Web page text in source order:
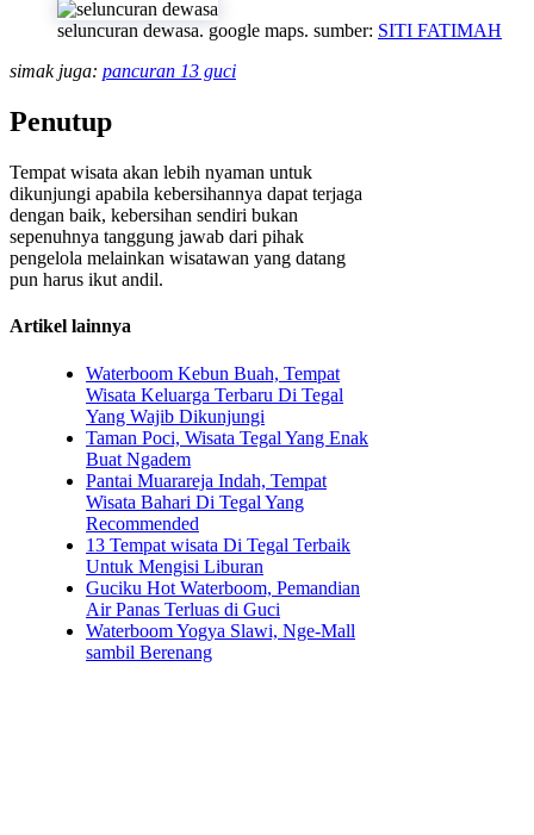
seluncuran dewasa. google maps. sumber: SITI FATIMAH
simak juga: pancuran 13 guci
Penutup
Tempat wisata akan lebih nyaman untuk
dikunjungi apabila kebersihannya dapat terjaga
dengan baik, kebersihan sendiri bukan
sepenuhnya tanggung jawab dari pihak
pengelola melainkan wisatawan yang datang
pun harus ikut andil.
Artikel lainnya
Waterboom Kebun Buah, Tempat
Wisata Keluarga Terbaru Di Tegal
Yang Wajib Dikunjungi
Taman Poci, Wisata Tegal Yang Enak
Buat Ngadem
Pantai Muarareja Indah, Tempat
Wisata Bahari Di Tegal Yang
Recommended
13 Tempat wisata Di Tegal Terbaik
Untuk Mengisi Liburan
Guciku Hot Waterboom, Pemandian
Air Panas Terluas di Guci
Waterboom Yogya Slawi, Nge-Mall
sambil Berenang